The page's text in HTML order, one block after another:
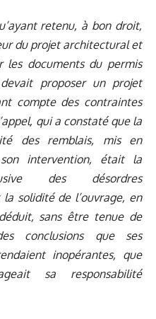
retenu, à bon droit,
du projet architectural et
les documents du permis
proposer un projet
compte des contraintes
qui a constaté que la
des remblais, mis en
intervention, était la
des désordres
solidité de l’ouvrage, en
sans être tenue de
conclusions que ses
inopérantes, que
sa responsabilité